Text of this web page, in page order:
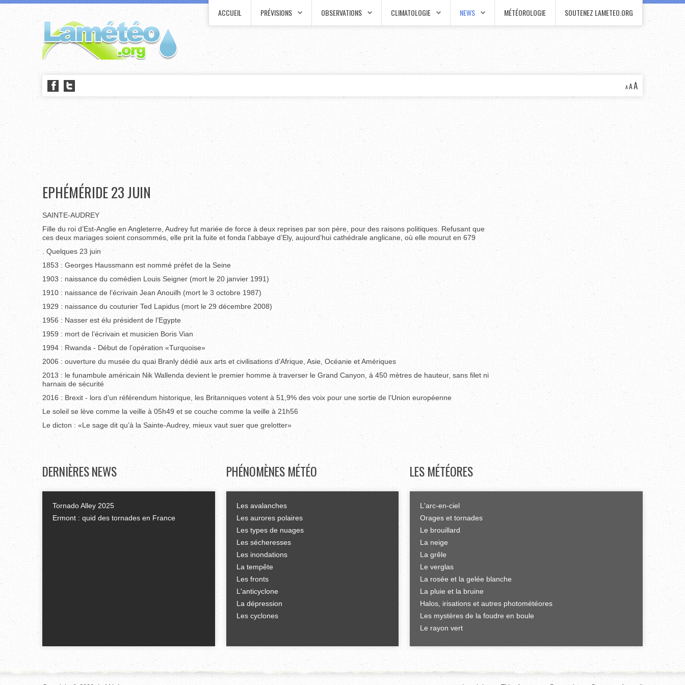
ACCUEIL PRÉVISIONS OBSERVATIONS CLIMATOLOGIE NEWS MÉTÉOROLOGIE SOUTENEZ LAMETEO.ORG
AAA
EPHÉMÉRIDE 23 JUIN
SAINTE-AUDREY
Fille du roi d’Est-Anglie en Angleterre, Audrey fut mariée de force à deux reprises par son père, pour des raisons politiques. Refusant que
ces deux mariages soient consommés, elle prit la fuite et fonda l’abbaye d’Ely, aujourd’hui cathédrale anglicane, où elle mourut en 679
. Quelques 23 juin
1853 : Georges Haussmann est nommé préfet de la Seine
1903 : naissance du comédien Louis Seigner (mort le 20 janvier 1991)
1910 : naissance de l’écrivain Jean Anouilh (mort le 3 octobre 1987)
1929 : naissance du couturier Ted Lapidus (mort le 29 décembre 2008)
1956 : Nasser est élu président de l’Egypte
1959 : mort de l’écrivain et musicien Boris Vian
1994 : Rwanda - Début de l’opération «Turquoise»
2006 : ouverture du musée du quai Branly dédié aux arts et civilisations d’Afrique, Asie, Océanie et Amériques
2013 : le funambule américain Nik Wallenda devient le premier homme à traverser le Grand Canyon, à 450 mètres de hauteur, sans filet ni
harnais de sécurité
2016 : Brexit - lors d’un référendum historique, les Britanniques votent à 51,9% des voix pour une sortie de l’Union européenne
Le soleil se lève comme la veille à 05h49 et se couche comme la veille à 21h56
Le dicton : «Le sage dit qu’à la Sainte-Audrey, mieux vaut suer que grelotter»
DERNIÈRESNEWS
Tornado Alley 2025
Ermont : quid des tornades en France
PHÉNOMÈNES MÉTÉO
Les avalanches
Les aurores polaires
Les types de nuages
Les sécheresses
Les inondations
La tempête
Les fronts
L'anticyclone
La dépression
Les cyclones
LES MÉTÉORES
L'arc-en-ciel
Orages et tornades
Le brouillard
La neige
La grêle
Le verglas
La rosée et la gelée blanche
La pluie et la bruine
Halos, irisations et autres photométéores
Les mystères de la foudre en boule
Le rayon vert